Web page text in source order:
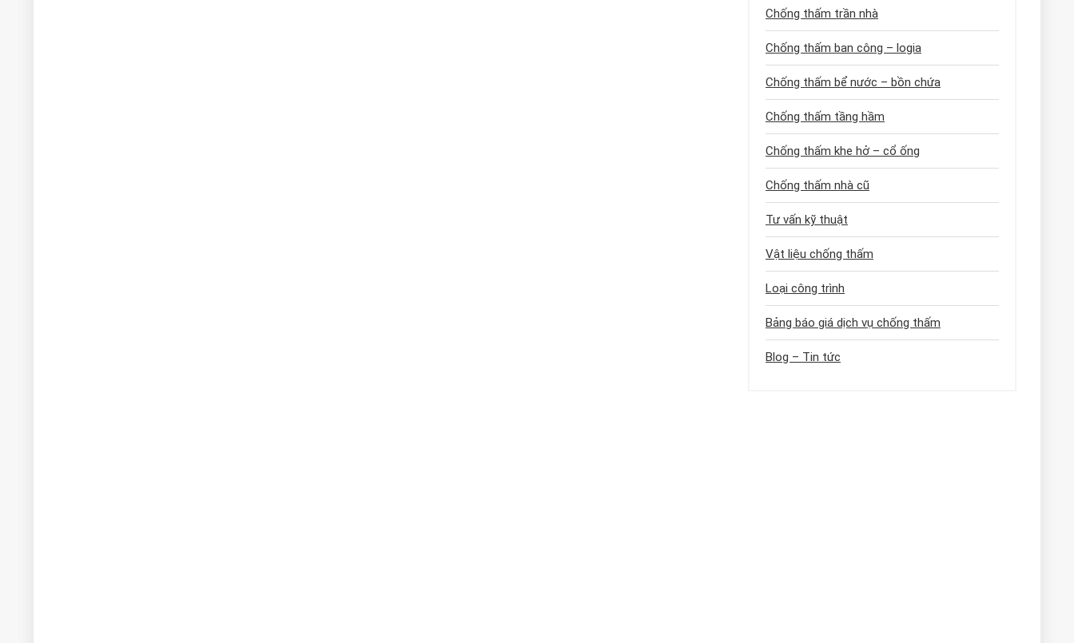
Chống thấm trần nhà
Chống thấm ban công – logia
Chống thấm bể nước – bồn chứa
Chống thấm tầng hầm
Chống thấm khe hở – cổ ống
Chống thấm nhà cũ
Tư vấn kỹ thuật
Vật liệu chống thấm
Loại công trình
Bảng báo giá dịch vụ chống thấm
Blog – Tin tức